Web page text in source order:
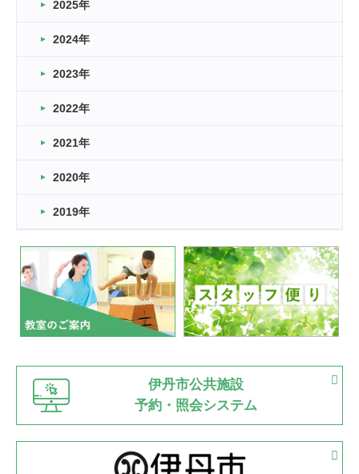
車いすバスケとRくんのお話
卒業・卒園の季節★
2026.03.11
緑ケ丘体育館
2022.11.03
緑ケ丘体育館
いたっぼーる大会☆彡
緑ケ丘体育館
2022.07.03
市内総合体育大会が開始
緑ケ丘体育館 猪名川運動広場
古池運動広場
2022.06.12
県知事杯争奪バレーボール大会が開催
緑ケ丘体育館
2022.05.05
体育協会長杯 バドミントン競技の部
2025年
2024年
2023年
2022年
2021年
2020年
2019年
伊丹市公共施設
予約・照会システム